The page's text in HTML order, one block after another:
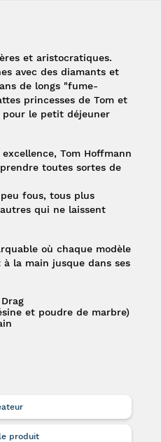
et aristocratiques.
avec des diamants et
de longs "fume-
princesses de Tom et
le petit déjeuner
excellence,Tom Hoffmann
toutes sortes de
fous, tous plus
qui ne laissent
où chaque modèle
la main jusque dans ses
et poudre de marbre)
produit